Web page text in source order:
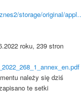
storage/original/
roku, 239 stron
należy się dziś
te setki